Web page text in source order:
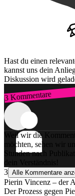
Hast du einen
kannst uns dein
Diskussion wird
3 Kommentare
Zum Login
Weil wir die
möchten, sehen wir
Stunden nach
dein Verständnis!
3 Alle Kommentare
Pierin Vincenz – der
Der Prozess gegen